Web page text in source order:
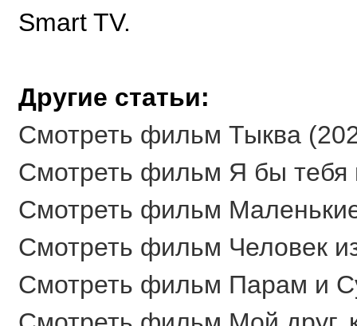
Smart TV.
Другие статьи:
Смотреть фильм Тыква
Смотреть фильм Я бы тебя
Смотреть фильм
Смотреть фильм Человек
Смотреть фильм Парам и